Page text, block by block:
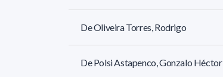
De Oliveira Torres, Rodrigo
De Polsi Astapenco, Gonzalo Héctor